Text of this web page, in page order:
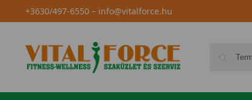
+3630/497-6550– info@vitalforce.hu